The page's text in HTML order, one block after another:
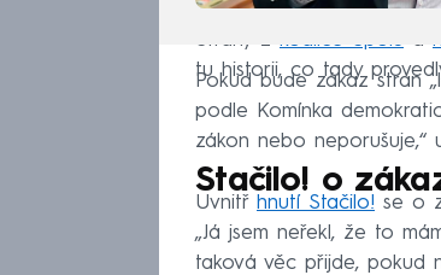
Strany z koalice Spolu a
tu historii, co tady
Pokud bude zákaz stran
podle Komínka
zákon nebo neporušuje,“
Stačilo! o
Uvnitř hnutí Stačilo! se o
„Já jsem neřekl, že to
taková věc přijde, pokud